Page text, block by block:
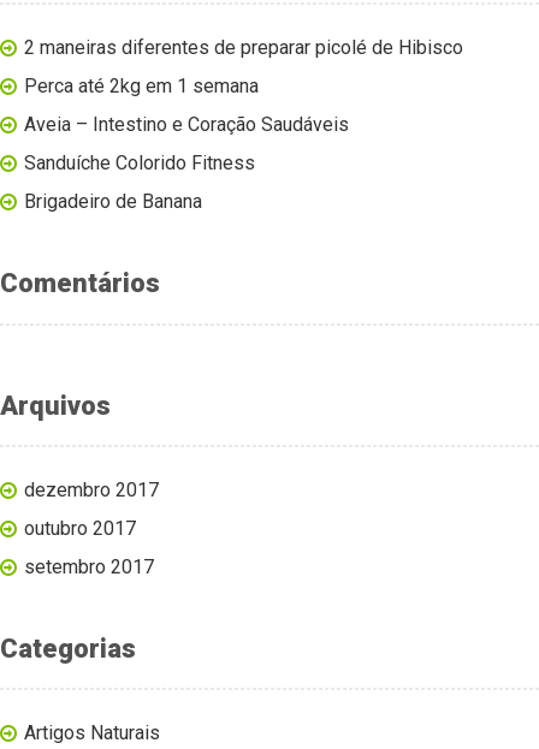
2 maneiras diferentes de preparar picolé de Hibisco
Perca até 2kg em 1 semana
Aveia – Intestino e Coração Saudáveis
Sanduíche Colorido Fitness
Brigadeiro de Banana
Comentários
Arquivos
dezembro 2017
outubro 2017
setembro 2017
Categorias
Artigos Naturais